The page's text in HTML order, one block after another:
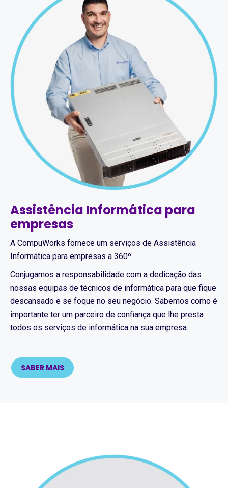
Assistência Informática para
empresas
A CompuWorks fornece um serviços de Assistência
Informática para empresas a 360º.
Conjugamos a responsabilidade com a dedicação das
nossas equipas de técnicos de informática para que fique
descansado e se foque no seu negócio. Sabemos como é
importante ter um parceiro de confiança que lhe presta
todos os serviços de informática na sua empresa.
SABER MAIS